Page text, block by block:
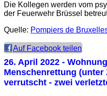
Die Kollegen werden vom
der Feuerwehr Brüssel
Quelle: Pompiers de
Auf Facebook teilen
26. April 2022 -
Menschenrettung (unter
verrutscht - zwei